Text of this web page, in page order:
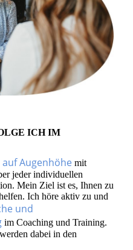
ICH IM
Augenhöhe mit
jeder individuellen
Mein Ziel ist es, Ihnen zu
Ich höre aktiv zu und
und
im Coaching und Training.
dabei in den